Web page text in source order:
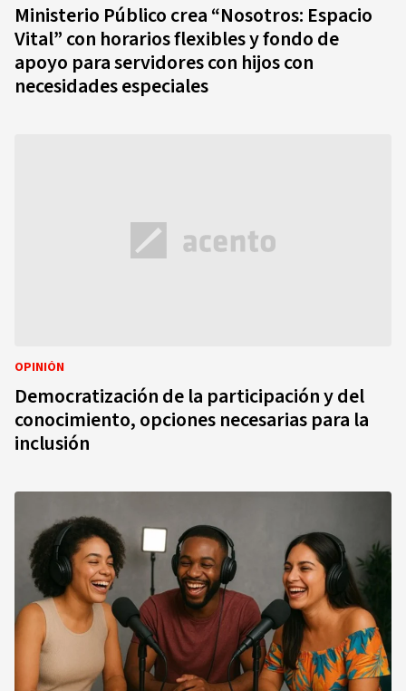
Ministerio Público crea “Nosotros: Espacio
Vital” con horarios flexibles y fondo de
apoyo para servidores con hijos con
necesidades especiales
OPINIÓN
Democratización de la participación y del
conocimiento, opciones necesarias para la
inclusión